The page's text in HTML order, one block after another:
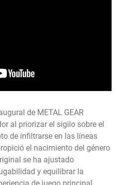
de METAL GEAR
al priorizar el sigilo sobre el
de infiltrarse en las líneas
el nacimiento del género
se ha ajustado
y equilibrar la